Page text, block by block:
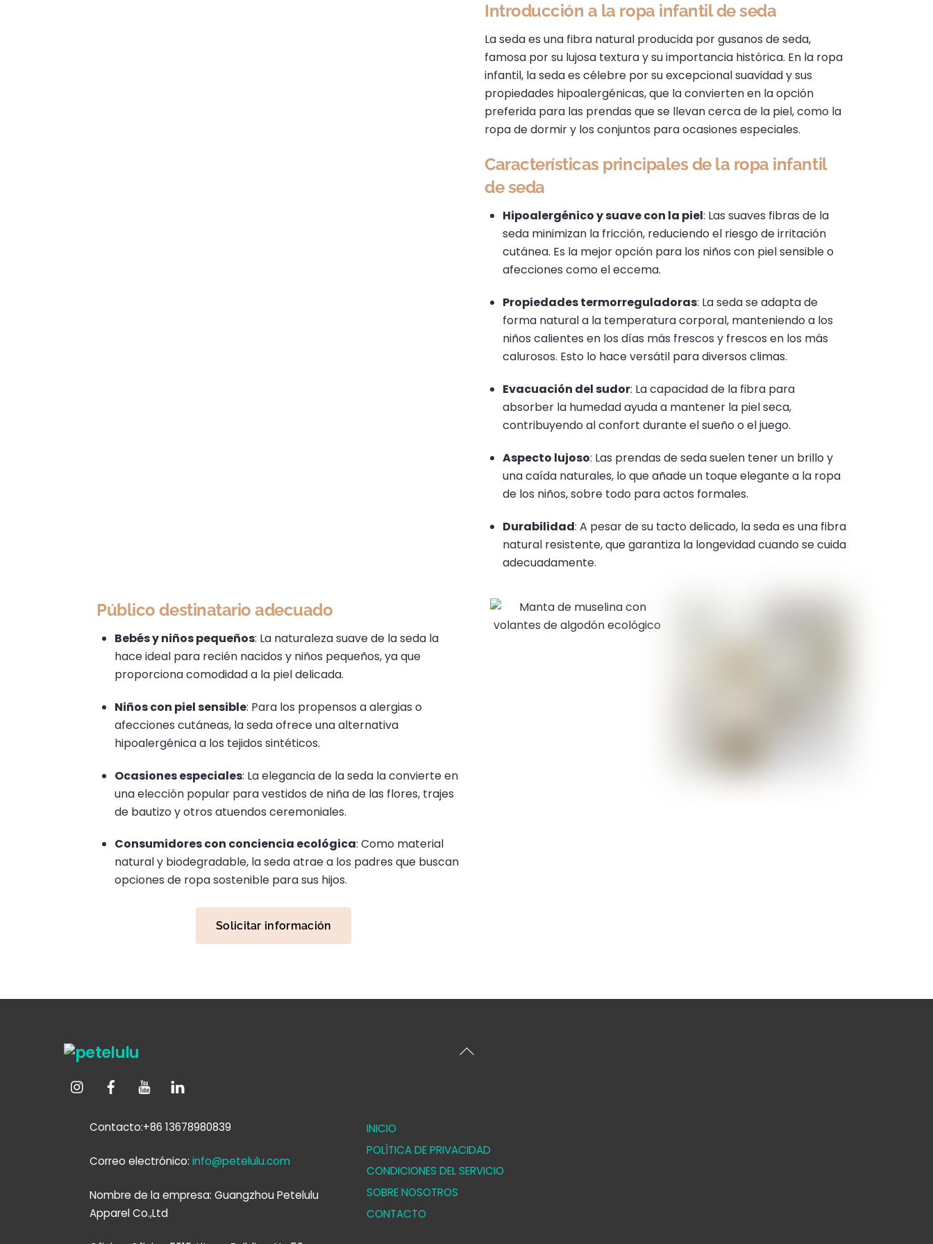
Introducción a la ropa infantil de seda
La seda es una fibra natural producida por gusanos de seda,
famosa por su lujosa textura y su importancia histórica. En la ropa
infantil, la seda es célebre por su excepcional suavidad y sus
propiedades hipoalergénicas, que la convierten en la opción
preferida para las prendas que se llevan cerca de la piel, como la
ropa de dormir y los conjuntos para ocasiones especiales.
Características principales de la ropa infantil
de seda
Hipoalergénico y suave con la piel: Las suaves fibras de la
seda minimizan la fricción, reduciendo el riesgo de irritación
cutánea. Es la mejor opción para los niños con piel sensible o
afecciones como el eccema.
Propiedades termorreguladoras: La seda se adapta de
forma natural a la temperatura corporal, manteniendo a los
niños calientes en los días más frescos y frescos en los más
calurosos. Esto lo hace versátil para diversos climas.
Evacuación del sudor: La capacidad de la fibra para
absorber la humedad ayuda a mantener la piel seca,
contribuyendo al confort durante el sueño o el juego.
Aspecto lujoso: Las prendas de seda suelen tener un brillo y
una caída naturales, lo que añade un toque elegante a la ropa
de los niños, sobre todo para actos formales.
Durabilidad: A pesar de su tacto delicado, la seda es una fibra
natural resistente, que garantiza la longevidad cuando se cuida
adecuadamente.
Público destinatario adecuado
Bebés y niños pequeños: La naturaleza suave de la seda la
hace ideal para recién nacidos y niños pequeños, ya que
proporciona comodidad a la piel delicada.
Niños con piel sensible: Para los propensos a alergias o
afecciones cutáneas, la seda ofrece una alternativa
hipoalergénica a los tejidos sintéticos.
Ocasiones especiales: La elegancia de la seda la convierte en
una elección popular para vestidos de niña de las flores, trajes
de bautizo y otros atuendos ceremoniales.
Consumidores con conciencia ecológica: Como material
natural y biodegradable, la seda atrae a los padres que buscan
opciones de ropa sostenible para sus hijos.
Solicitar información
Volver
Contacto:+86 13678980839
Correo electrónico:info@petelulu.com
Nombre de la empresa: Guangzhou Petelulu
Apparel Co.,Ltd
INICIO
POLÍTICA DE PRIVACIDAD
CONDICIONES DEL SERVICIO
SOBRE NOSOTROS
CONTACTO